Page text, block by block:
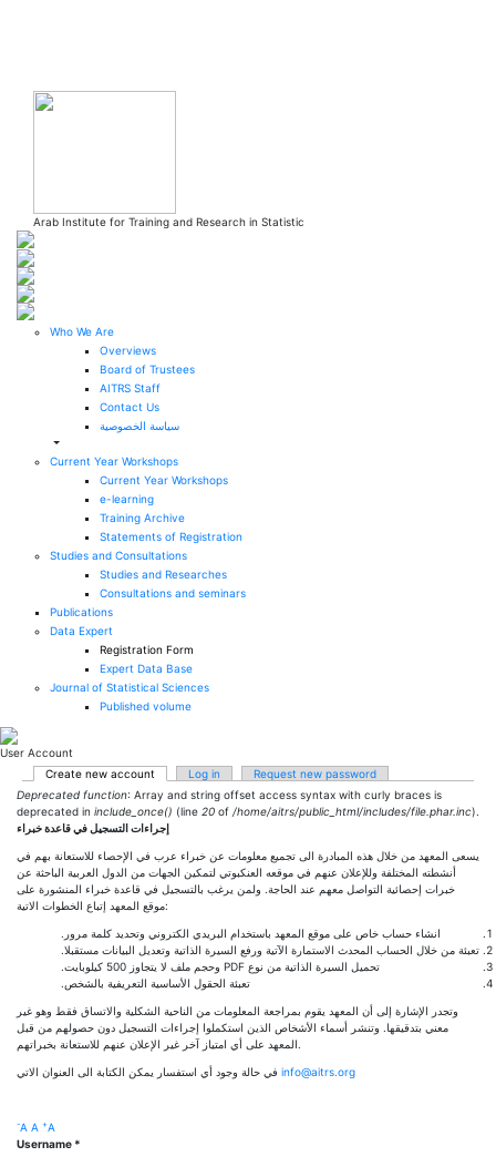
Arab Institute for Training and Research in Statistic
Who We Are
Overviews
Board of Trustees
AITRS Staff
Contact Us
سياسة الخصوصية
Current Year Workshops
Current Year Workshops
e-learning
Training Archive
Statements of Registration
Studies and Consultations
Studies and Researches
Consultations and seminars
Publications
Data Expert
Registration Form
Expert Data Base
Journal of Statistical Sciences
Published volume
User Account
Primary tabs
Create new account (active tab)
Log in Request new password
Error message
Deprecated function: Array and string offset access syntax with curly braces is
deprecated in include_once() (line 20 of /home/aitrs/public_html/includes/file.phar.inc).
إجراءات التسجيل في قاعدة خبراء
يسعى المعهد من خلال هذه المبادرة الى تجميع معلومات عن خبراء عرب في الإحصاء للاستعانة بهم في
أنشطته المختلفة وللإعلان عنهم في موقعه العنكبوتي لتمكين الجهات من الدول العربية الباحثة عن
خبرات إحصائية التواصل معهم عند الحاجة. ولمن يرغب بالتسجيل في قاعدة خبراء المنشورة على
موقع المعهد إتباع الخطوات الاتية:
انشاء حساب خاص على موقع المعهد باستخدام البريدي الكتروني وتحديد كلمة مرور.
تعبئة من خلال الحساب المحدث الاستمارة الآتية ورفع السيرة الذاتية وتعديل البيانات مستقبلا.
تحميل السيرة الذاتية من نوع PDF وحجم ملف لا يتجاوز 500 كيلوبايت.
تعبئة الحقول الأساسية التعريفية بالشخص.
وتجدر الإشارة إلى أن المعهد يقوم بمراجعة المعلومات من الناحية الشكلية والاتساق فقط وهو غير
معني بتدقيقها. وتنشر أسماء الأشخاص الذين استكملوا إجراءات التسجيل دون حصولهم من قبل
المعهد على أي امتياز آخر غير الإعلان عنهم للاستعانة بخبراتهم.
info@aitrs.org
-A A +A
Username *